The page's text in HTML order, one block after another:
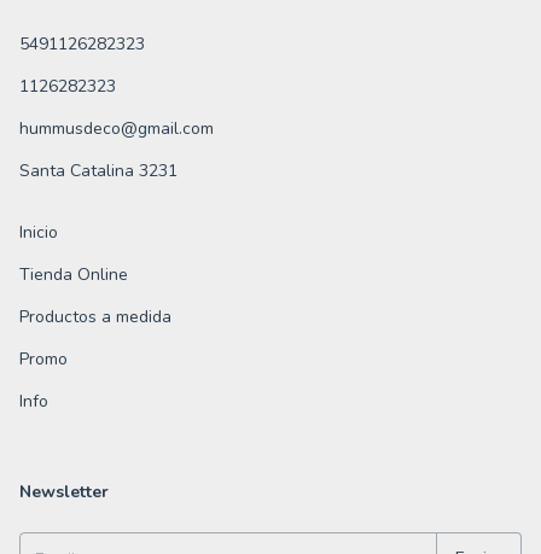
5491126282323
1126282323
hummusdeco@gmail.com
Santa Catalina 3231
Inicio
Tienda Online
Productos a medida
Promo
Info
Newsletter